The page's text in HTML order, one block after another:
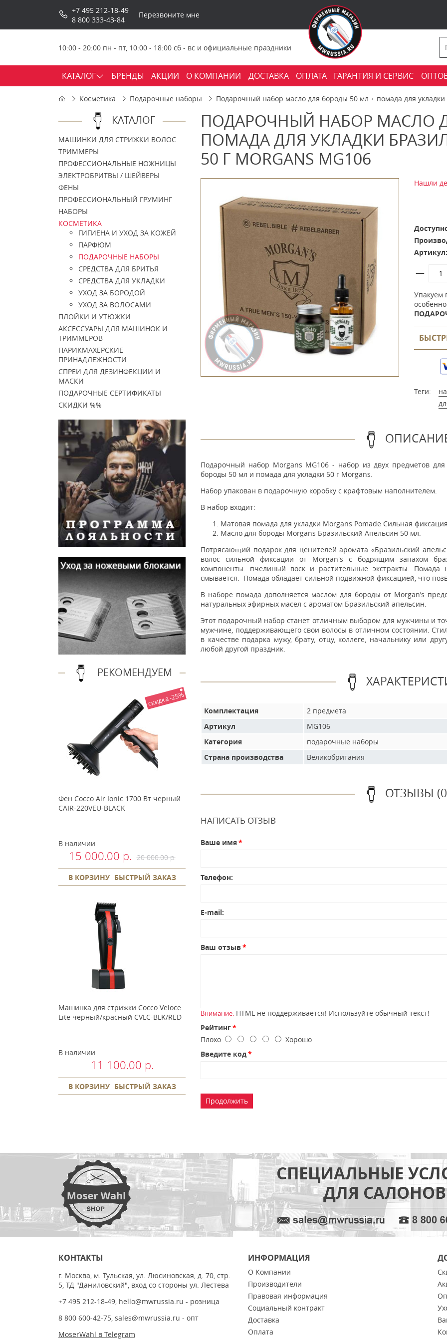
+7 495 212-18-49
8 800 333-43-84
Перезвоните мне
10:00 - 20:00 пн - пт, 10:00 - 18:00 сб - вс и официальные праздники
КАТАЛОГ БРЕНДЫ АКЦИИ О КОМПАНИИ ДОСТАВКА ОПЛАТА ГАРАНТИЯ И СЕРВИС
Косметика Подарочные наборы Подарочный набор масло для бороды 50 мл + помада для
КАТАЛОГ
МАШИНКИ ДЛЯ СТРИЖКИ ВОЛОС
ТРИММЕРЫ
ПРОФЕССИОНАЛЬНЫЕ НОЖНИЦЫ
ЭЛЕКТРОБРИТВЫ / ШЕЙВЕРЫ
ФЕНЫ
ПРОФЕССИОНАЛЬНЫЙ ГРУМИНГ
НАБОРЫ
КОСМЕТИКА
ГИГИЕНА И УХОД ЗА КОЖЕЙ
ПАРФЮМ
ПОДАРОЧНЫЕ НАБОРЫ
СРЕДСТВА ДЛЯ БРИТЬЯ
СРЕДСТВА ДЛЯ УКЛАДКИ
УХОД ЗА БОРОДОЙ
УХОД ЗА ВОЛОСАМИ
ПЛОЙКИ И УТЮЖКИ
АКСЕССУАРЫ ДЛЯ МАШИНОК И
ТРИММЕРОВ
ПАРИКМАХЕРСКИЕ
ПРИНАДЛЕЖНОСТИ
СПРЕИ ДЛЯ ДЕЗИНФЕКЦИИ И
МАСКИ
ПОДАРОЧНЫЕ СЕРТИФИКАТЫ
СКИДКИ %%
РЕКОМЕНДУЕМ
скидка -25%
Фен Cocco Air Ionic 1700 Вт черный
CAIR-220VEU-BLACK
В наличии
15 000.00 р. 20 000.00 р.
В КОРЗИНУ БЫСТРЫЙ ЗАКАЗ
Машинка для стрижки Cocco Veloce
Lite черный/красный CVLC-BLK/RED
В наличии
11 100.00 р.
В КОРЗИНУ БЫСТРЫЙ ЗАКАЗ
ПОДАРОЧНЫЙ НАБОР МАСЛО
ПОМАДА ДЛЯ УКЛАДКИ
50 Г MORGANS MG106
Нашли
Артикул:
Упакуем
Теги:
Подарочный набор Morgans MG106 - набор из двух предметов
бороды 50 мл и помада для укладки 50 г Morgans.
Набор упакован в подарочную коробку с крафтовым наполнителем.
В набор входит:
Матовая помада для укладки Morgans Pomade Сильная
Масло для бороды Morgans Бразильский Апельсин 50 мл.
Потрясающий подарок для ценителей аромата «Бразильский
волос сильной фиксации от Morgan's c бодрящим запахом
компоненты: пчелиный воск и растительные экстракты. Помада
смывается. Помада обладает сильной подвижной фиксацией, что
В наборе помада дополняется маслом для бороды от Morgan’s
натуральных эфирных масел с ароматом Бразильский апельсин.
Этот подарочный набор станет отличным выбором для мужчины и
мужчине, поддерживающего свои волосы в отличном состоянии.
в качестве подарка мужу, брату, отцу, коллеге, начальнику или
любой другой праздник.
Комплектация
2 предмета
Артикул
MG106
Категория
подарочные наборы
Страна производства
Великобритания
ОТЗЫВЫ
НАПИСАТЬ ОТЗЫВ
Ваше имя
Телефон:
E-mail:
Ваш отзыв
Внимание: HTML не поддерживается! Используйте обычный текст!
Рейтинг
Плохо
Хорошо
Введите код
Продолжить
КОНТАКТЫ
г. Москва, м. Тульская, ул. Люсиновская, д. 70, стр.
5, ТД "Даниловский", вход со стороны ул. Лестева
+7 495 212-18-49, hello@mwrussia.ru - розница
8 800 600-42-75, sales@mwrussia.ru - опт
MoserWahl в Telegram
ИНФОРМАЦИЯ
О Компании
Производители
Правовая информация
Социальный контракт
Доставка
Оплата